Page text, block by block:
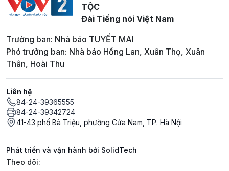
TỘC
Đài Tiếng nói Việt Nam
Trưởng ban: Nhà báo TUYẾT MAI
Phó trưởng ban: Nhà báo Hồng Lan, Xuân Thọ, Xuân
Thân, Hoài Thu
Liên hệ
84-24-39365555
84-24-39342724
41-43 phố Bà Triệu, phường Cửa Nam, TP. Hà Nội
Phát triển và vận hành bởi SolidTech
Mạng xã hội
Theo dõi: